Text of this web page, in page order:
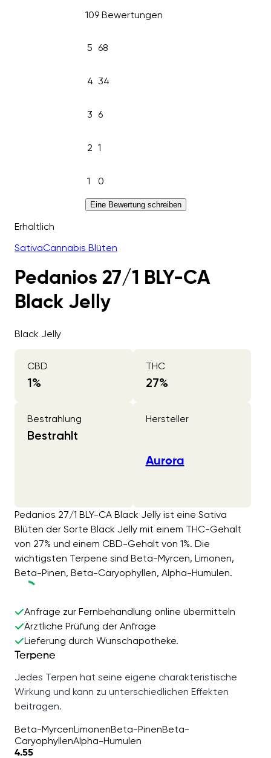
109 Bewertungen
5 68
4 34
3 6
2 1
1 0
Eine Bewertung schreiben
Erhältlich
SativaCannabis Blüten
Pedanios 27/1 BLY-CA
Black Jelly
Black Jelly
CBD
1%
THC
27%
Bestrahlung
Bestrahlt
Hersteller
Aurora
Pedanios 27/1 BLY-CA Black Jelly ist eine Sativa
Blüten der Sorte Black Jelly mit einem THC-Gehalt
von 27% und einem CBD-Gehalt von 1%. Die
wichtigsten Terpene sind Beta-Myrcen, Limonen,
Beta-Pinen, Beta-Caryophyllen, Alpha-Humulen.
Anfrage zur Fernbehandlung online übermitteln
Ärztliche Prüfung der Anfrage
Lieferung durch Wunschapotheke.
Terpene
Jedes Terpen hat seine eigene charakteristische
Wirkung und kann zu unterschiedlichen Effekten
beitragen.
Beta-MyrcenLimonenBeta-PinenBeta-
CaryophyllenAlpha-Humulen
4.55